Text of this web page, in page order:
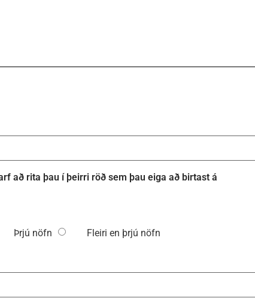
að rita þau í þeirri röð sem þau eiga að birtast á
Þrjú nöfn Fleiri en þrjú nöfn